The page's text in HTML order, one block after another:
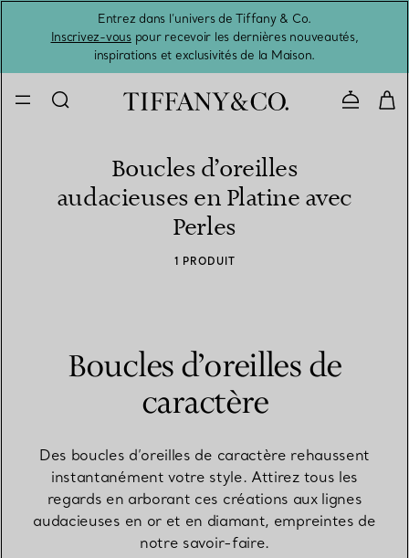
Entrez dans l’univers de Tiffany & Co.
Inscrivez-vouspour recevoir les dernières nouveautés,
inspirations et exclusivités de la Maison.
Boucles d’oreilles
audacieuses en Platine avec
Perles
1 PRODUIT
Boucles d’oreilles de
caractère
Des boucles d’oreilles de caractère rehaussent
instantanément votre style. Attirez tous les
regards en arborant ces créations aux lignes
audacieuses en or et en diamant, empreintes de
notre savoir-faire.